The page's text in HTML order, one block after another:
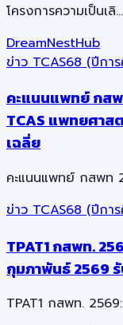
โครงการความเป็นเลิ…
DreamNestHub
ข่าว TCAS68 (ปีกา
คะแนนแพทย์ กส
TCAS แพทยศา
เฉลี่ย
คะแนนแพทย์ กสพท
ข่าว TCAS68 (ปีกา
TPAT1 กสพท.
กุมภาพันธ์ 2569 รั
TPAT1 กสพท.